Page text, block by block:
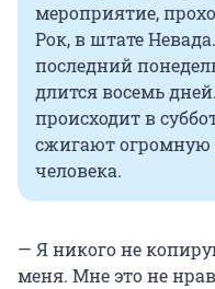
мероприятие,
Рок, в штате
последний
длится восемь
происходит в
сжигают огромную
человека.
— Я никого не
меня. Мне это не